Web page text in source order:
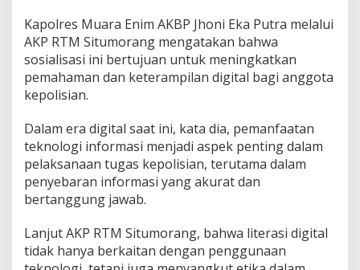
n
i
m
G
r
S
o
i
i
s
Kapolres Muara Enim AKBP Jhoni Eka Putra melalui
AKP RTM Situmorang mengatakan bahwa
sosialisasi ini bertujuan untuk meningkatkan
pemahaman dan keterampilan digital bagi anggota
kepolisian.
Dalam era digital saat ini, kata dia, pemanfaatan
teknologi informasi menjadi aspek penting dalam
pelaksanaan tugas kepolisian, terutama dalam
penyebaran informasi yang akurat dan
bertanggung jawab.
Lanjut AKP RTM Situmorang, bahwa literasi digital
tidak hanya berkaitan dengan penggunaan